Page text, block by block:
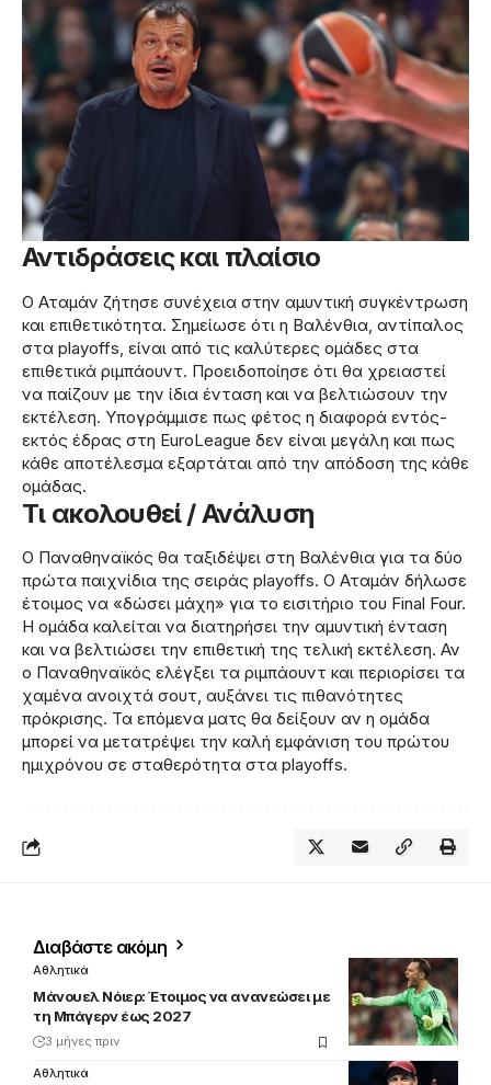
Αντιδράσεις και πλαίσιο
Ο Αταμάν ζήτησε συνέχεια στην αμυντική συγκέντρωση
και επιθετικότητα. Σημείωσε ότι η Βαλένθια, αντίπαλος
στα playoffs, είναι από τις καλύτερες ομάδες στα
επιθετικά ριμπάουντ. Προειδοποίησε ότι θα χρειαστεί
να παίζουν με την ίδια ένταση και να βελτιώσουν την
εκτέλεση. Υπογράμμισε πως φέτος η διαφορά εντός-
εκτός έδρας στη EuroLeague δεν είναι μεγάλη και πως
κάθε αποτέλεσμα εξαρτάται από την απόδοση της κάθε
ομάδας.
Τι ακολουθεί / Ανάλυση
Ο Παναθηναϊκός θα ταξιδέψει στη Βαλένθια για τα δύο
πρώτα παιχνίδια της σειράς playoffs. Ο Αταμάν δήλωσε
έτοιμος να «δώσει μάχη» για το εισιτήριο του Final Four.
Η ομάδα καλείται να διατηρήσει την αμυντική ένταση
και να βελτιώσει την επιθετική της τελική εκτέλεση. Αν
ο Παναθηναϊκός ελέγξει τα ριμπάουντ και περιορίσει τα
χαμένα ανοιχτά σουτ, αυξάνει τις πιθανότητες
πρόκρισης. Τα επόμενα ματς θα δείξουν αν η ομάδα
μπορεί να μετατρέψει την καλή εμφάνιση του πρώτου
ημιχρόνου σε σταθερότητα στα playoffs.
Διαβάστε ακόμη
Αθλητικά
Μάνουελ Νόιερ: Έτοιμος να ανανεώσει με
τη Μπάγερν έως 2027
3 μήνες πριν
Αθλητικά